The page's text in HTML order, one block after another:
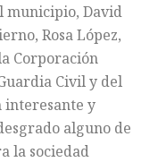
municipio, David
Rosa López,
Corporación
Civil y del
interesante y
alguno de
la sociedad